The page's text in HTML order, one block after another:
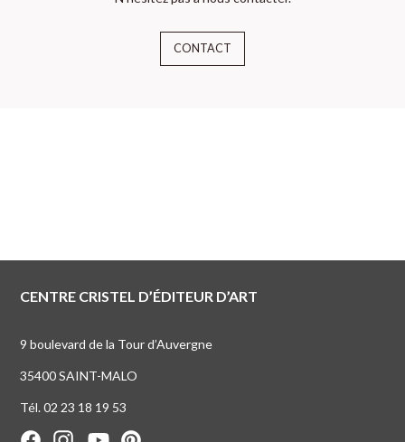
CONTACT
CENTRE CRISTEL D’ÉDITEUR D’ART
9 boulevard de la Tour d’Auvergne
35400 SAINT-MALO
Tél. 02 23 18 19 53